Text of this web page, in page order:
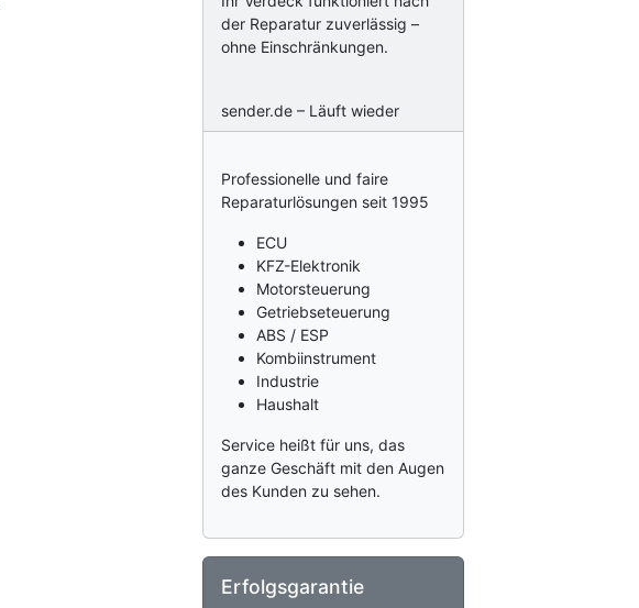
der Reparatur zuverlässig –
ohne Einschränkungen.
sender.de – Läuft wieder
Professionelle und faire
Reparaturlösungen seit 1995
ECU
KFZ-Elektronik
Motorsteuerung
Getriebseteuerung
ABS / ESP
Kombiinstrument
Industrie
Haushalt
Service heißt für uns, das
ganze Geschäft mit den Augen
des Kunden zu sehen.
Erfolgsgarantie